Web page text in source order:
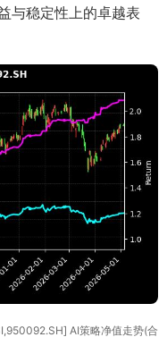
与稳定性上的卓越表
AI策略净值走势(合